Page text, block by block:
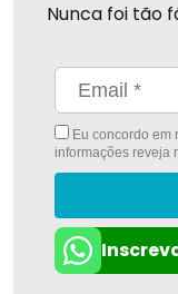
Nunca foi tão
Eu concordo em
informações reveja